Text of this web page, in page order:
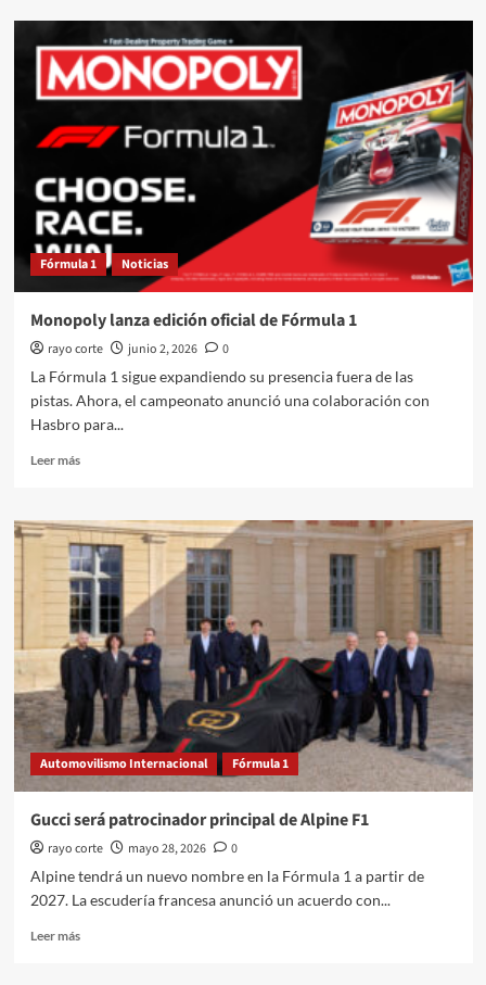
El
champagne
shower
cumple
60
años
Fórmula 1 Noticias
Monopoly lanza edición oficial de Fórmula 1
rayo corte junio 2, 2026
0
La Fórmula 1 sigue expandiendo su presencia fuera de las
pistas. Ahora, el campeonato anunció una colaboración con
Hasbro para...
Leer másLeer
Monopoly
lanza
edición
oficial
de
Fórmula
1
Automovilismo Internacional Fórmula 1
Gucci será patrocinador principal de Alpine F1
rayo corte mayo 28, 2026
0
Alpine tendrá un nuevo nombre en la Fórmula 1 a partir de
2027. La escudería francesa anunció un acuerdo con...
Leer másLeer